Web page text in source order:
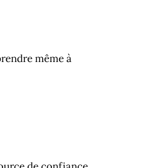
même à